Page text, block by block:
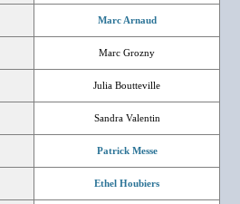
Marc Arnaud
Marc Grozny
Julia Boutteville
Sandra Valentin
Patrick Messe
Ethel Houbiers